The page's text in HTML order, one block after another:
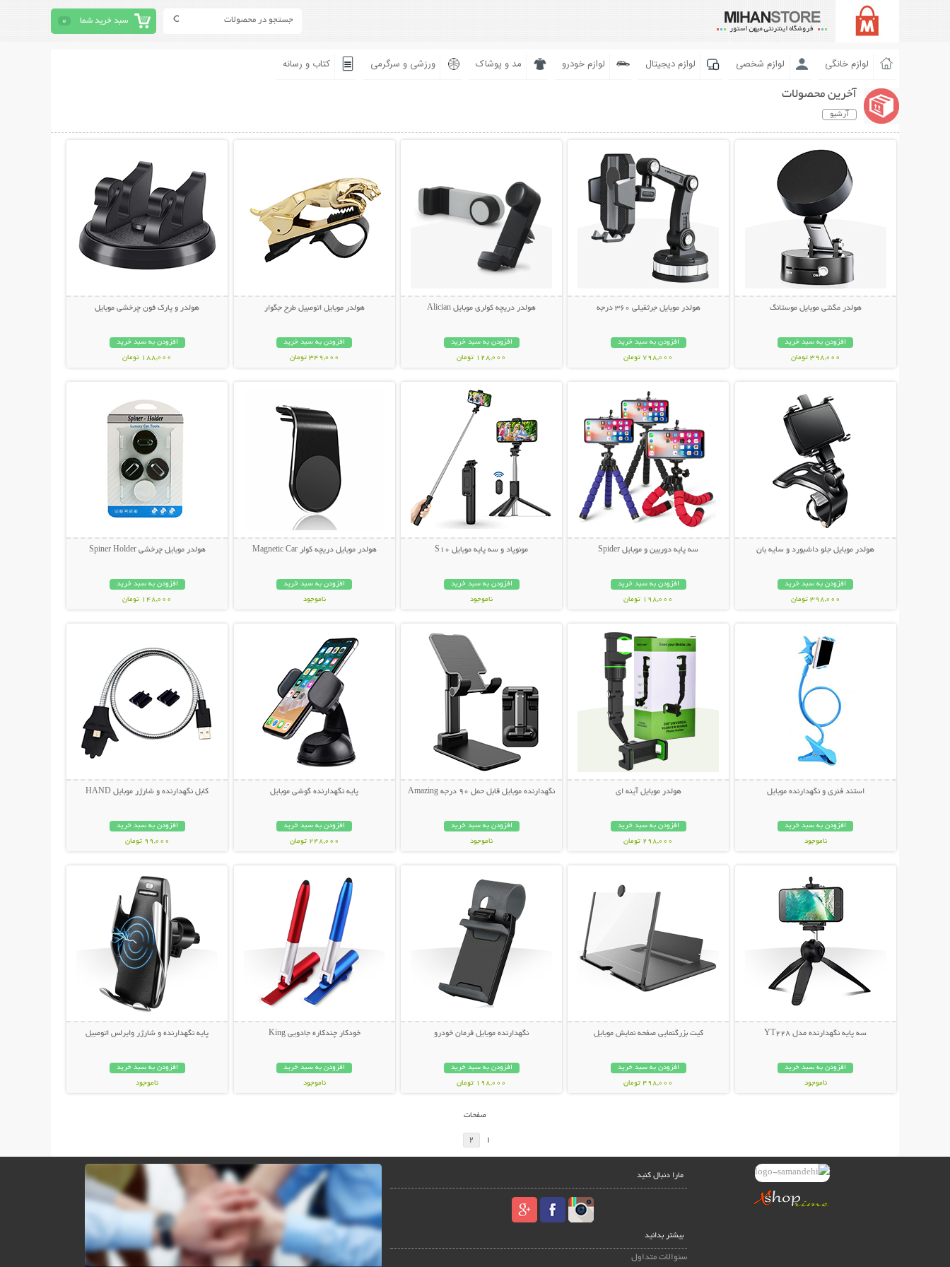
سبد خرید شما 0
لوازم خانگی لوازم شخصی لوازم دیجیتال لوازم خودرو مد و پوشاک ورزشی و سرگرمی کتاب و رسانه
آخرین محصولات
آرشیو
هولدر مگنتی موبایل موستانگ
افزودن به سبد خرید
398,000 تومان
هولدر موبایل جرثقیلی 360 درجه
افزودن به سبد خرید
798,000 تومان
هولدر دریچه کولری موبایل Alician
افزودن به سبد خرید
128,000 تومان
هولدر موبایل اتومبیل طرح جگوار
افزودن به سبد خرید
349,000 تومان
هولدر و پارک فون چرخشی موبایل
افزودن به سبد خرید
188,000 تومان
هولدر موبایل جلو داشبورد و سایه بان
افزودن به سبد خرید
398,000 تومان
سه پایه دوربین و موبایل Spider
افزودن به سبد خرید
198,000 تومان
مونوپاد و سه پایه موبایل S10
افزودن به سبد خرید
ناموجود
هولدر موبایل دریچه کولر Magnetic Car
افزودن به سبد خرید
ناموجود
هولدر موبایل چرخشی Spiner Holder
افزودن به سبد خرید
148,000 تومان
استند فنری و نگهدارنده موبایل
افزودن به سبد خرید
ناموجود
هولدر موبایل آینه ای
افزودن به سبد خرید
298,000 تومان
نگهدارنده موبایل قابل حمل 90 درجه Amazing
افزودن به سبد خرید
ناموجود
پایه نگهدارنده گوشی موبایل
افزودن به سبد خرید
248,000 تومان
کابل نگهدارنده و شارژر موبایل HAND
افزودن به سبد خرید
99,000 تومان
سه پایه نگهدارنده مدل YT228
افزودن به سبد خرید
ناموجود
کیت بزرگنمایی صفحه نمایش موبایل
افزودن به سبد خرید
498,000 تومان
نگهدارنده موبایل فرمان خودرو
افزودن به سبد خرید
198,000 تومان
خودکار چندکاره جادویی King
افزودن به سبد خرید
ناموجود
پایه نگهدارنده و شارژر وایرلس اتومبیل
افزودن به سبد خرید
ناموجود
صفحات
1
2
مارا دنبال کنید
بیشتر بدانید
سئوالات متداول